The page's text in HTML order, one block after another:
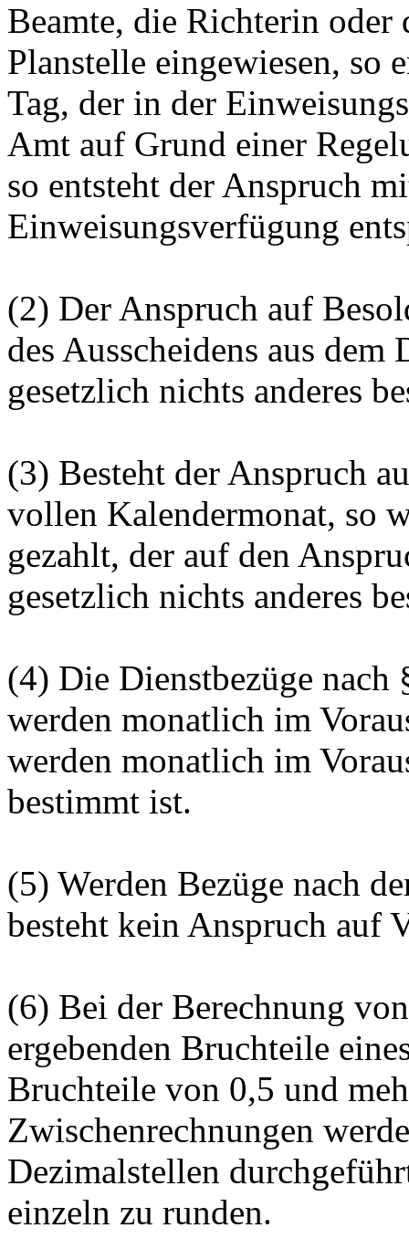
Beamte, die Richterin
Planstelle eingewiesen, so
Tag, der in der
Amt auf Grund einer
so entsteht der Anspruch
Einweisungsverfügung
(2) Der Anspruch auf
des Ausscheidens aus
gesetzlich nichts anderes
(3) Besteht der Anspruch
vollen Kalendermonat, so
gezahlt, der auf den
gesetzlich nichts anderes
(4) Die Dienstbezüge nach
werden monatlich im
werden monatlich im
bestimmt ist.
(5) Werden Bezüge nach
besteht kein Anspruch auf
(6) Bei der Berechnung
ergebenden Bruchteile
Bruchteile von 0,5 und
Zwischenrechnungen
Dezimalstellen
einzeln zu runden.